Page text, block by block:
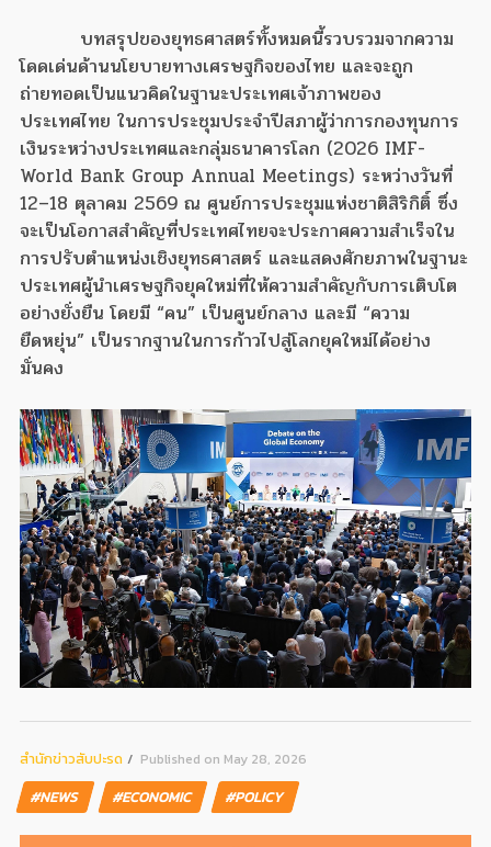
บทสรุปของยุทธศาสตร์ทั้งหมดนี้รวบรวมจากความ
โดดเด่นด้านนโยบายทางเศรษฐกิจของไทย และจะถูก
ถ่ายทอดเป็นแนวคิดในฐานะประเทศเจ้าภาพของ
ประเทศไทย ในการประชุมประจำปีสภาผู้ว่าการกองทุนการ
เงินระหว่างประเทศและกลุ่มธนาคารโลก (2026 IMF-
World Bank Group Annual Meetings) ระหว่างวันที่
12–18 ตุลาคม 2569 ณ ศูนย์การประชุมแห่งชาติสิริกิติ์ ซึ่ง
จะเป็นโอกาสสำคัญที่ประเทศไทยจะประกาศความสำเร็จใน
การปรับตำแหน่งเชิงยุทธศาสตร์ และแสดงศักยภาพในฐานะ
ประเทศผู้นำเศรษฐกิจยุคใหม่ที่ให้ความสำคัญกับการเติบโต
อย่างยั่งยืน โดยมี “คน” เป็นศูนย์กลาง และมี “ความ
ยืดหยุ่น” เป็นรากฐานในการก้าวไปสู่โลกยุคใหม่ได้อย่าง
มั่นคง
สํานักข่าวสับปะรด Published on May 28, 2026
#NEWS #ECONOMIC #POLICY